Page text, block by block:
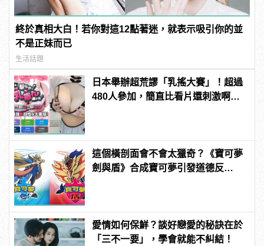
終於真相大白！若你對這12點著迷，就表示吸引你的並
不是正妹而已
生活話題
日本舉辦超荒謬「乳搖大賽」！超過
480人參加，簡直比看片還刺激啊！ |
這個橫剖面會不會太獵奇？《寶可夢
劍與盾》合成寶可夢引發道德反
愛情如何保鮮？談好戀愛的秘訣在於
「三不一要」，學會就能不糾結！